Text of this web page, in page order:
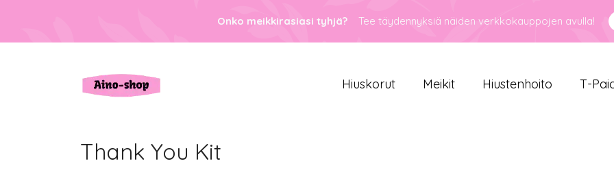
Onko meikkirasiasi tyhjä? Tee täydennyksiä näiden verkkokauppojen avulla!
Hiuskorut Meikit Hiustenhoito T-
Thank You Kit